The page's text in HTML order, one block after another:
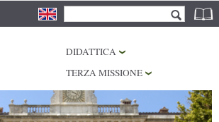
Form di ricerca
DIDATTICA
TERZA MISSIONE